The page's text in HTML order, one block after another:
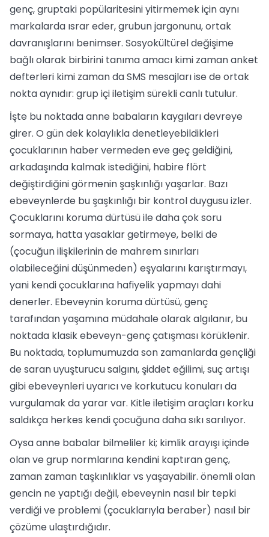
genç, gruptaki popülaritesini yitirmemek için aynı
markalarda ısrar eder, grubun jargonunu, ortak
davranışlarını benimser. Sosyokültürel değişime
bağlı olarak birbirini tanıma amacı kimi zaman anket
defterleri kimi zaman da SMS mesajları ise de ortak
nokta aynıdır: grup içi iletişim sürekli canlı tutulur.
İşte bu noktada anne babaların kaygıları devreye
girer. O gün dek kolaylıkla denetleyebildikleri
çocuklarının haber vermeden eve geç geldiğini,
arkadaşında kalmak istediğini, habire flört
değiştirdiğini görmenin şaşkınlığı yaşarlar. Bazı
ebeveynlerde bu şaşkınlığı bir kontrol duygusu izler.
Çocuklarını koruma dürtüsü ile daha çok soru
sormaya, hatta yasaklar getirmeye, belki de
(çocuğun ilişkilerinin de mahrem sınırları
olabileceğini düşünmeden) eşyalarını karıştırmayı,
yani kendi çocuklarına hafiyelik yapmayı dahi
denerler. Ebeveynin koruma dürtüsü, genç
tarafından yaşamına müdahale olarak algılanır, bu
noktada klasik ebeveyn-genç çatışması körüklenir.
Bu noktada, toplumumuzda son zamanlarda gençliği
de saran uyuşturucu salgını, şiddet eğilimi, suç artışı
gibi ebeveynleri uyarıcı ve korkutucu konuları da
vurgulamak da yarar var. Kitle iletişim araçları korku
saldıkça herkes kendi çocuğuna daha sıkı sarılıyor.
Oysa anne babalar bilmeliler ki; kimlik arayışı içinde
olan ve grup normlarına kendini kaptıran genç,
zaman zaman taşkınlıklar vs yaşayabilir. önemli olan
gencin ne yaptığı değil, ebeveynin nasıl bir tepki
verdiği ve problemi (çocuklarıyla beraber) nasıl bir
çözüme ulaştırdığıdır.